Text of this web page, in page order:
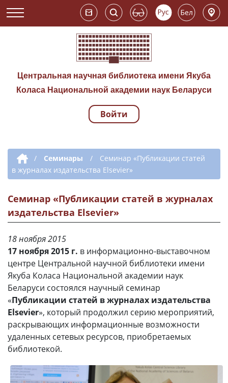
Центральная научная библиотека имени Якуба
Коласа Национальной академии наук Беларуси
Навигация по
Войти
Дополнительная навигация
/ Семинары /
Семинар «Публикации статей
в журналах издательства Elsevier»
Семинар «Публикации статей в журналах
издательства Elsevier»
18 ноября 2015
17 ноября 2015 г. в информационно-выставочном
центре Центральной научной библиотеки имени
Якуба Коласа Национальной академии наук
Беларуси состоялся научный семинар
«Публикации статей в журналах издательства
Elsevier», который продолжил серию мероприятий,
раскрывающих информационные возможности
удаленных сетевых ресурсов, приобретаемых
библиотекой.